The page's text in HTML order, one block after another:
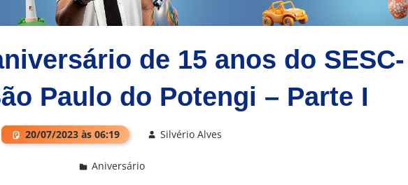
de 15 anos do SESC-
Paulo do Potengi – Parte I
20/07/2023 às 06:19